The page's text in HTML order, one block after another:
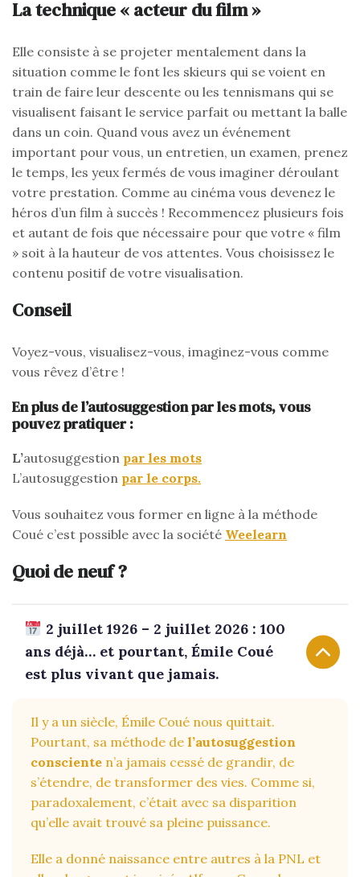
La technique « acteur du film »
Elle consiste à se projeter mentalement dans la
situation comme le font les skieurs qui se voient en
train de faire leur descente ou les tennismans qui se
visualisent faisant le service parfait ou mettant la balle
dans un coin. Quand vous avez un événement
important pour vous, un entretien, un examen, prenez
le temps, les yeux fermés de vous imaginer déroulant
votre prestation. Comme au cinéma vous devenez le
héros d’un film à succès ! Recommencez plusieurs fois
et autant de fois que nécessaire pour que votre « film
» soit à la hauteur de vos attentes. Vous choisissez le
contenu positif de votre visualisation.
Conseil
Voyez-vous, visualisez-vous, imaginez-vous comme
vous rêvez d’être !
En plus de l’autosuggestion par les mots, vous
pouvez pratiquer :
L’autosuggestion par les mots
L’autosuggestion par le corps.
Vous souhaitez vous former en ligne à la méthode
Coué c’est possible avec la société Weelearn
Quoi de neuf ?
2 juillet 1926 – 2 juillet 2026 : 100
ans déjà… et pourtant, Émile Coué
est plus vivant que jamais.
Il y a un siècle, Émile Coué nous quittait.
Pourtant, sa méthode de l’autosuggestion
consciente n’a jamais cessé de grandir, de
s’étendre, de transformer des vies. Comme si,
paradoxalement, c’était avec sa disparition
qu’elle avait trouvé sa pleine puissance.
Elle a donné naissance entre autres à la PNL et